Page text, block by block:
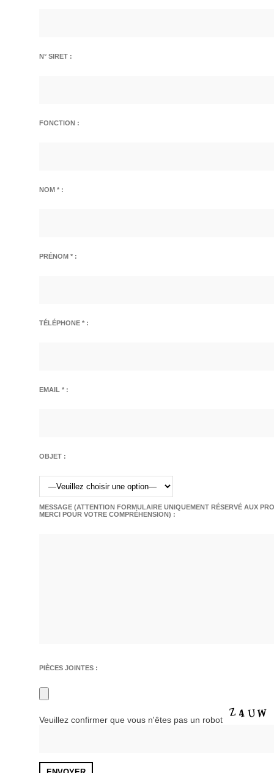
N° SIRET :
FONCTION :
NOM * :
PRÉNOM * :
TÉLÉPHONE * :
EMAIL * :
OBJET :
MESSAGE (ATTENTION FORMULAIRE UNIQUEMENT RÉSERVÉ AUX
MERCI POUR VOTRE COMPRÉHENSION) :
PIÈCES JOINTES :
Veuillez confirmer que vous n'êtes pas un robot